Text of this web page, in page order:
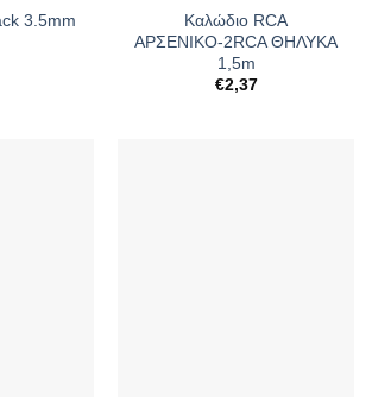
3.5mm
Καλώδιο RCA
ΑΡΣΕΝΙΚΟ-2RCA ΘΗΛΥΚΑ
1,5m
€2,37